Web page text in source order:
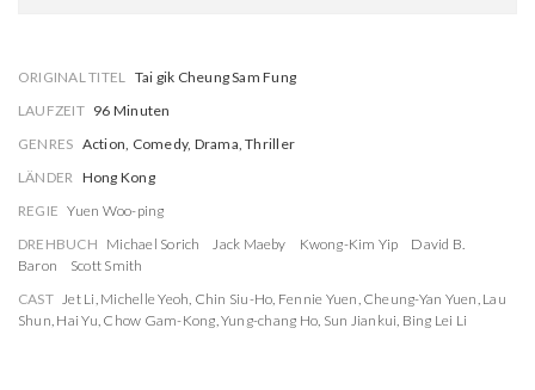
ORIGINAL TITEL Tai gik Cheung Sam Fung
LAUFZEIT 96 Minuten
GENRES Action, Comedy, Drama, Thriller
LÄNDER Hong Kong
REGIE Yuen Woo-ping
DREHBUCH Michael Sorich Jack Maeby Kwong-Kim Yip
David B.
Baron
Scott Smith
CAST Jet Li, Michelle Yeoh, Chin Siu-Ho, Fennie Yuen, Cheung-Yan Yuen, Lau
Shun, Hai Yu, Chow Gam-Kong,Yung-chang Ho, Sun Jiankui, Bing Lei Li